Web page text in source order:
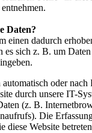
Daten?
einen dadurch
es sich z. B. um
automatisch oder
durch unsere IT-
(z. B.
Die
diese Website